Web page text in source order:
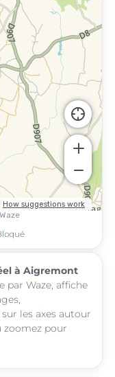
à Aigremont
par Waze, affiche
les axes autour
zoomez pour